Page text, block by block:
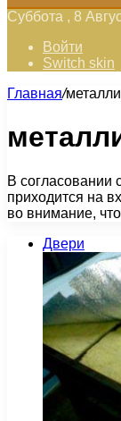
Суббота , 8
Войти
Switch skin
Главная/
В согласовании
приходится на
во внимание,
Двери